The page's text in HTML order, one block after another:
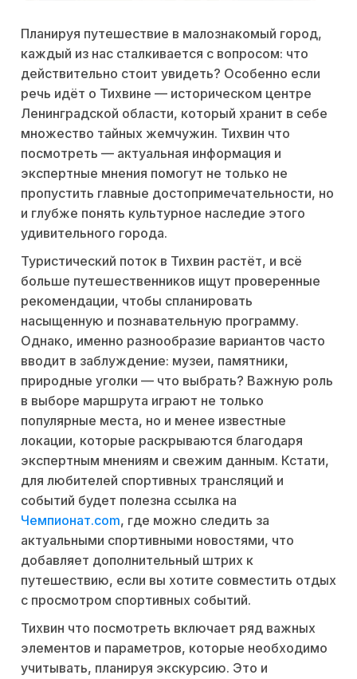
Планируя путешествие в малознакомый город,
каждый из нас сталкивается с вопросом: что
действительно стоит увидеть? Особенно если
речь идёт о Тихвине — историческом центре
Ленинградской области, который хранит в себе
множество тайных жемчужин. Тихвин что
посмотреть — актуальная информация и
экспертные мнения помогут не только не
пропустить главные достопримечательности, но
и глубже понять культурное наследие этого
удивительного города.
Туристический поток в Тихвин растёт, и всё
больше путешественников ищут проверенные
рекомендации, чтобы спланировать
насыщенную и познавательную программу.
Однако, именно разнообразие вариантов часто
вводит в заблуждение: музеи, памятники,
природные уголки — что выбрать? Важную роль
в выборе маршрута играют не только
популярные места, но и менее известные
локации, которые раскрываются благодаря
экспертным мнениям и свежим данным. Кстати,
для любителей спортивных трансляций и
событий будет полезна ссылка на
Чемпионат.com, где можно следить за
актуальными спортивными новостями, что
добавляет дополнительный штрих к
путешествию, если вы хотите совместить отдых
с просмотром спортивных событий.
Тихвин что посмотреть включает ряд важных
элементов и параметров, которые необходимо
учитывать, планируя экскурсию. Это и